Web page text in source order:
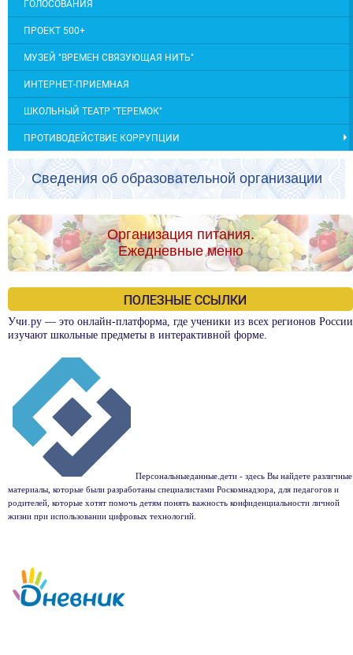
ГОЛОСОВАНИЯ
ПРОЕКТ 500+
МУЗЕЙ "ВРЕМЕН СВЯЗУЮЩАЯ НИТЬ"
ИНТЕРНЕТ-ПРИЕМНАЯ
ШКОЛЬНЫЙ ТЕАТР "ТЕРЕМОК"
ПРОТИВОДЕЙСТВИЕ КОРРУПЦИИ
Сведения об образовательной организации
Организация питания.
Ежедневные меню
ПОЛЕЗНЫЕ ССЫЛКИ
Учи.ру — это онлайн-платформа, где ученики из всех регионов России
изучают школьные предметы в интерактивной форме.
Персональныеданные.дети - здесь Вы найдете различные
материалы, которые были разработаны специалистами Роскомнадзора, для педагогов и
родителей, которые хотят помочь детям понять важность конфиденциальности личной
жизни при использовании цифровых технологий.